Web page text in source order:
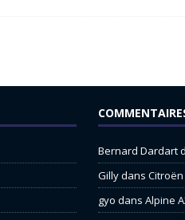
Bernard Dardart
Gillydans
gyo dans Alpine